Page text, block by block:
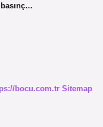
bocu.com.tr Sitemap